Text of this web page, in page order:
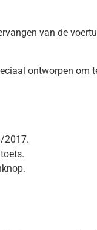
van de
ontworpen
2017.